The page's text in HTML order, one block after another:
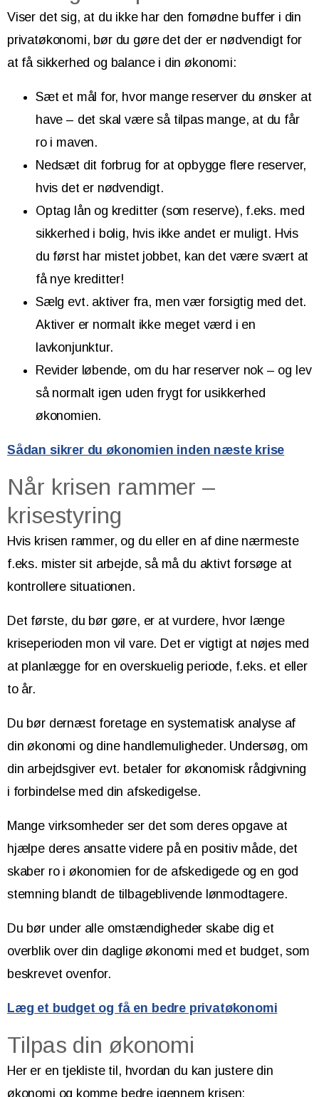
Viser det sig, at du ikke har den fornødne buffer i din
privatøkonomi, bør du gøre det der er nødvendigt for
at få sikkerhed og balance i din økonomi:
Sæt et mål for, hvor mange reserver du ønsker at
have – det skal være så tilpas mange, at du får
ro i maven.
Nedsæt dit forbrug for at opbygge flere reserver,
hvis det er nødvendigt.
Optag lån og kreditter (som reserve), f.eks. med
sikkerhed i bolig, hvis ikke andet er muligt. Hvis
du først har mistet jobbet, kan det være svært at
få nye kreditter!
Sælg evt. aktiver fra, men vær forsigtig med det.
Aktiver er normalt ikke meget værd i en
lavkonjunktur.
Revider løbende, om du har reserver nok – og lev
så normalt igen uden frygt for usikkerhed
økonomien.
Sådan sikrer du økonomien inden næste krise
Når krisen rammer –
krisestyring
Hvis krisen rammer, og du eller en af dine nærmeste
f.eks. mister sit arbejde, så må du aktivt forsøge at
kontrollere situationen.
Det første, du bør gøre, er at vurdere, hvor længe
kriseperioden mon vil vare. Det er vigtigt at nøjes med
at planlægge for en overskuelig periode, f.eks. et eller
to år.
Du bør dernæst foretage en systematisk analyse af
din økonomi og dine handlemuligheder. Undersøg, om
din arbejdsgiver evt. betaler for økonomisk rådgivning
i forbindelse med din afskedigelse.
Mange virksomheder ser det som deres opgave at
hjælpe deres ansatte videre på en positiv måde, det
skaber ro i økonomien for de afskedigede og en god
stemning blandt de tilbageblivende lønmodtagere.
Du bør under alle omstændigheder skabe dig et
overblik over din daglige økonomi med et budget, som
beskrevet ovenfor.
Læg et budget og få en bedre privatøkonomi
Tilpas din økonomi
Her er en tjekliste til, hvordan du kan justere din
økonomi og komme bedre igennem krisen: